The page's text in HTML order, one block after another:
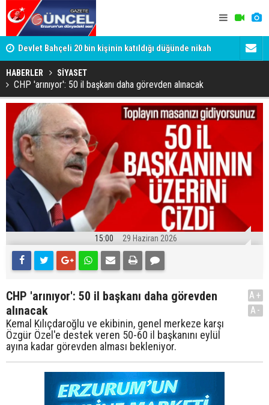
Devlet Bahçeli 20 bin kişinin katıldığı düğünde nikah
şahidi oldu
Gülistan
HABERLER SİYASET
CHP 'arınıyor': 50 il başkanı daha görevden alınacak
15:00 29 Haziran 2026
CHP 'arınıyor': 50 il başkanı daha görevden
alınacak
Kemal Kılıçdaroğlu ve ekibinin, genel merkeze karşı
Özgür Özel'e destek veren 50-60 il başkanını eylül
ayına kadar görevden alması bekleniyor.
A+
A-